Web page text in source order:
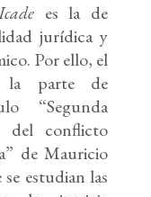
es la de
jurídica y
Por ello, el
la parte de
“Segunda
del conflicto
de Mauricio
estudian las